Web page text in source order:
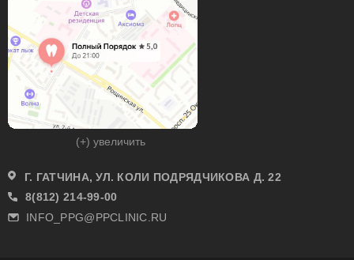
(+) увеличить
Г. ГАТЧИНА, УЛ. КОЛИ ПОДРЯДЧИКОВА Д. 22
8(812) 214-99-00
INFO_PPG@PPCLINIC.RU